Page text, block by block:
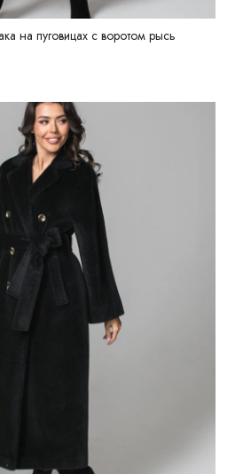
на пуговицах с воротом рысь